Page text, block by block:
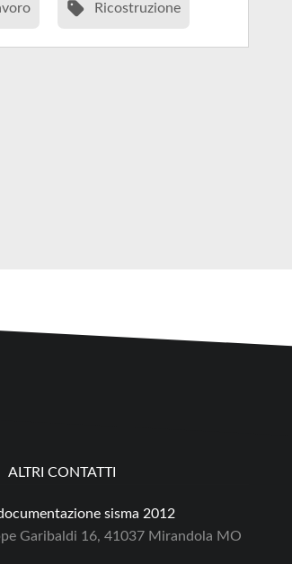
Ricostruzione
ALTRI CONTATTI
sisma 2012
Garibaldi 16, 41037 Mirandola MO